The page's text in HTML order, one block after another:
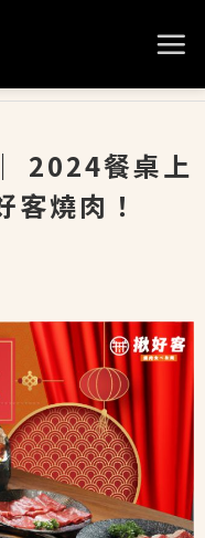
2024餐桌上
客燒肉！